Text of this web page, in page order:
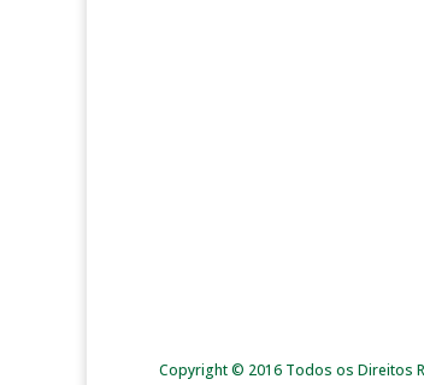
Copyright © 2016 Todos os Direitos